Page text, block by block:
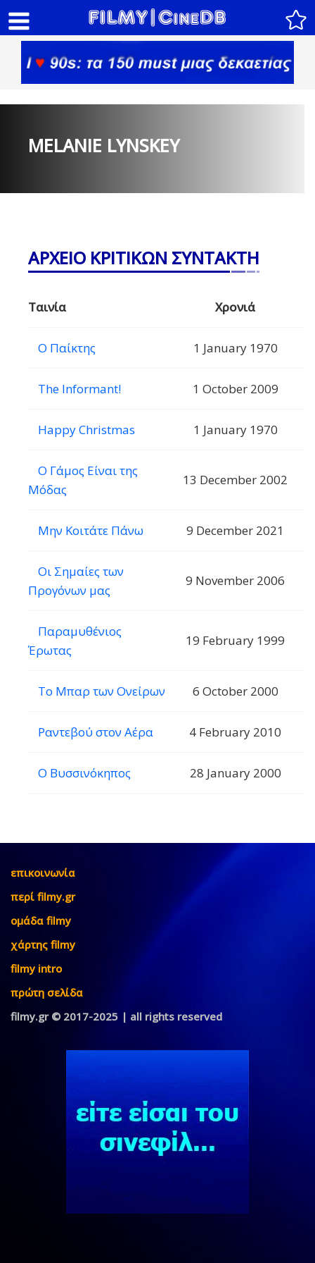
MELANIE LYNSKEY
ΑΡΧΕΙΟ ΚΡΙΤΙΚΩΝ ΣΥΝΤΑΚΤΗ
Ταινία Χρονιά
Ο Παίκτης 1 January 1970
The Informant! 1 October 2009
Happy Christmas 1 January 1970
Ο Γάμος Είναι της
Μόδας
13 December 2002
Μην Κοιτάτε Πάνω 9 December 2021
Οι Σημαίες των
Προγόνων μας
9 November 2006
Παραμυθένιος
Έρωτας
19 February 1999
Το Μπαρ των Ονείρων 6 October 2000
Ραντεβού στον Αέρα 4 February 2010
Ο Βυσσινόκηπος 28 January 2000
επικοινωνία
περί filmy.gr
ομάδα filmy
χάρτης filmy
filmy intro
πρώτη σελίδα
filmy.gr © 2017-2025 | all rights reserved